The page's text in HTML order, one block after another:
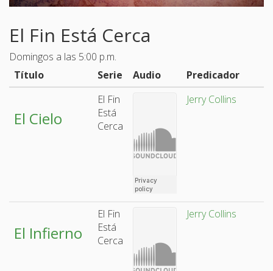
El Fin Está Cerca
Domingos a las 5:00 p.m.
Título
Serie Audio Predicador
El Cielo
El Fin
Está
Cerca
Jerry Collins
El Infierno
El Fin
Está
Cerca
Jerry Collins